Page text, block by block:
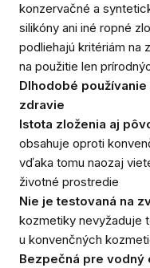
konzervačné a
silikóny ani iné ropné
podliehajú kritériám na
na použitie len
Dlhodobé
zdravie
Istota zloženia aj
obsahuje oproti
vďaka tomu naozaj
životné prostredie
Nie je testovaná na
kozmetiky nevyžaduje
u konvenčných
Bezpečná pre vodný